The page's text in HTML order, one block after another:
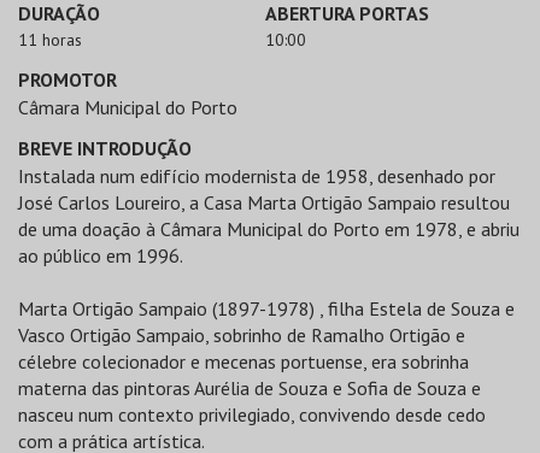
DURAÇÃO
11 horas
ABERTURA PORTAS
10:00
PROMOTOR
Câmara Municipal do Porto
BREVE INTRODUÇÃO
Instalada num edifício modernista de 1958, desenhado por
José Carlos Loureiro, a Casa Marta Ortigão Sampaio resultou
de uma doação à Câmara Municipal do Porto em 1978, e abriu
ao público em 1996.
Marta Ortigão Sampaio (1897-1978) , filha Estela de Souza e
Vasco Ortigão Sampaio, sobrinho de Ramalho Ortigão e
célebre colecionador e mecenas portuense, era sobrinha
materna das pintoras Aurélia de Souza e Sofia de Souza e
nasceu num contexto privilegiado, convivendo desde cedo
com a prática artística.